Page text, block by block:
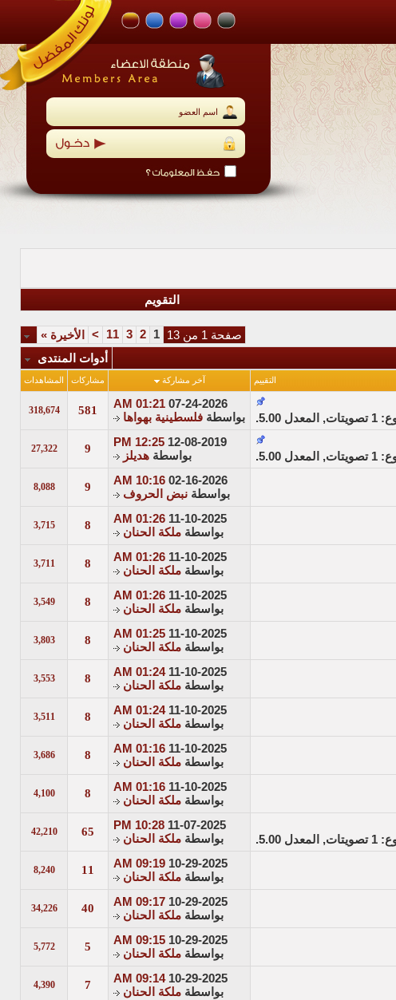
التقويم
صفحة 1 من 13 1
2
3
11
> الأخيرة »
أدوات المنتدى
التقييم آخر مشاركة مشاركات المشاهدات
07-24-2026
01:21 AM
بواسطة فلسطينية بهواها
581
318,674
12-08-2019
12:25 PM
بواسطة هديلز
9
27,322
02-16-2026
10:16 AM
بواسطة نبض الحروف
9
8,088
11-10-2025
01:26 AM
بواسطة ملكة الحنان
8
3,715
11-10-2025
01:26 AM
بواسطة ملكة الحنان
8
3,711
11-10-2025
01:26 AM
بواسطة ملكة الحنان
8
3,549
11-10-2025
01:25 AM
بواسطة ملكة الحنان
8
3,803
11-10-2025
01:24 AM
بواسطة ملكة الحنان
8
3,553
11-10-2025
01:24 AM
بواسطة ملكة الحنان
8
3,511
11-10-2025
01:16 AM
بواسطة ملكة الحنان
8
3,686
11-10-2025
01:16 AM
بواسطة ملكة الحنان
8
4,100
11-07-2025
10:28 PM
بواسطة ملكة الحنان
65
42,210
10-29-2025
09:19 AM
بواسطة ملكة الحنان
11
8,240
10-29-2025
09:17 AM
بواسطة ملكة الحنان
40
34,226
10-29-2025
09:15 AM
بواسطة ملكة الحنان
5
5,772
10-29-2025
09:14 AM
بواسطة ملكة الحنان
7
4,390